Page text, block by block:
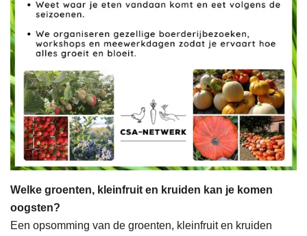
Welke groenten, kleinfruit en kruiden kan je komen
oogsten?
Een opsomming van de groenten, kleinfruit en kruiden